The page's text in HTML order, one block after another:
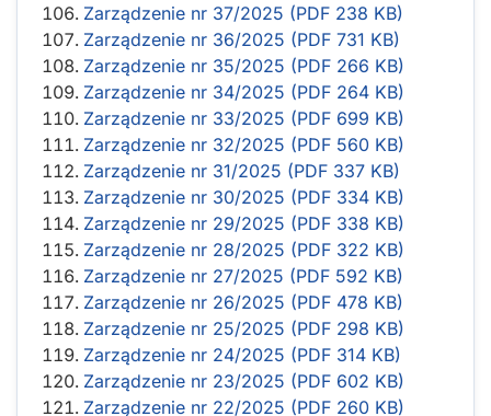
Zarządzenie nr 37/2025 (PDF 238 KB)
Zarządzenie nr 36/2025 (PDF 731 KB)
Zarządzenie nr 35/2025 (PDF 266 KB)
Zarządzenie nr 34/2025 (PDF 264 KB)
Zarządzenie nr 33/2025 (PDF 699 KB)
Zarządzenie nr 32/2025 (PDF 560 KB)
Zarządzenie nr 31/2025 (PDF 337 KB)
Zarządzenie nr 30/2025 (PDF 334 KB)
Zarządzenie nr 29/2025 (PDF 338 KB)
Zarządzenie nr 28/2025 (PDF 322 KB)
Zarządzenie nr 27/2025 (PDF 592 KB)
Zarządzenie nr 26/2025 (PDF 478 KB)
Zarządzenie nr 25/2025 (PDF 298 KB)
Zarządzenie nr 24/2025 (PDF 314 KB)
Zarządzenie nr 23/2025 (PDF 602 KB)
Zarządzenie nr 22/2025 (PDF 260 KB)